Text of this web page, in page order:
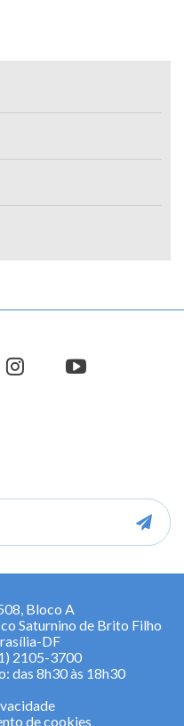
instagramyoutube
Bloco A
Saturnino de Brito Filho
DF
2105-3700
das 8h30 às 18h30
de cookies